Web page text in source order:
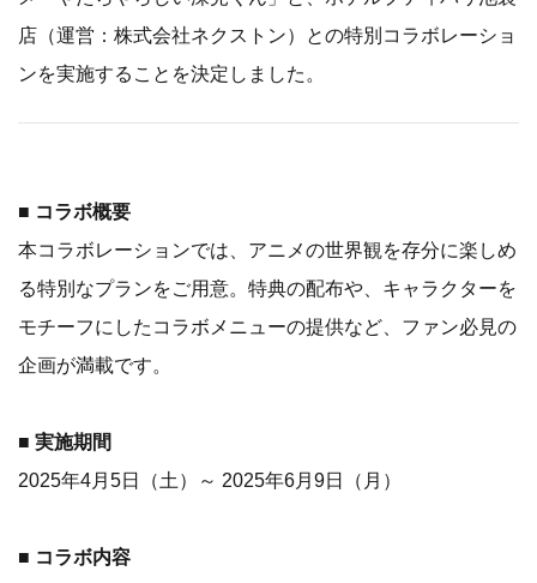
店（運営：株式会社ネクストン）との特別コラボレーショ
ンを実施することを決定しました。
■ コラボ概要
本コラボレーションでは、アニメの世界観を存分に楽しめ
る特別なプランをご用意。特典の配布や、キャラクターを
モチーフにしたコラボメニューの提供など、ファン必見の
企画が満載です。
■ 実施期間
2025年4月5日（土）～ 2025年6月9日（月）
■ コラボ内容